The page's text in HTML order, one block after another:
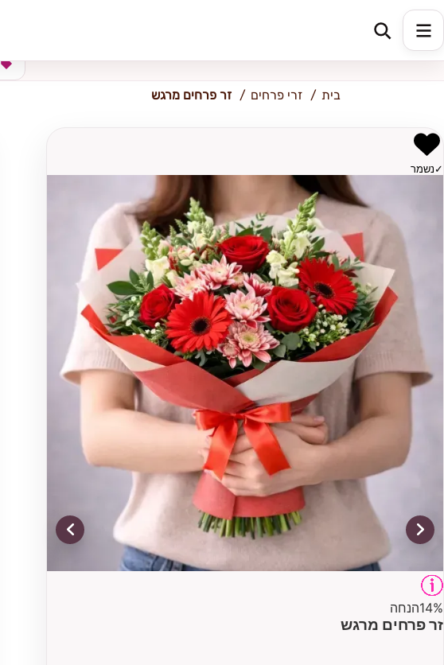
כתובת למשלוח
בית זרי פרחים זר פרחים מרגש
✓ נשמר
14%הנחה
זר פרחים מרגש